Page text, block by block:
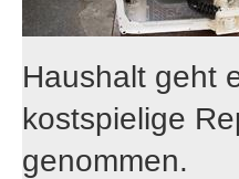
Haushalt geht
kostspielige
genommen.